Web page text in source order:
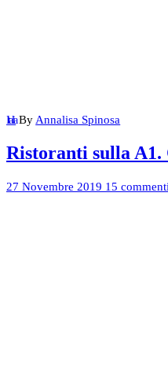
Italia By Annalisa Spinosa
Ristoranti sulla A1.
27 Novembre 2019 15 commenti